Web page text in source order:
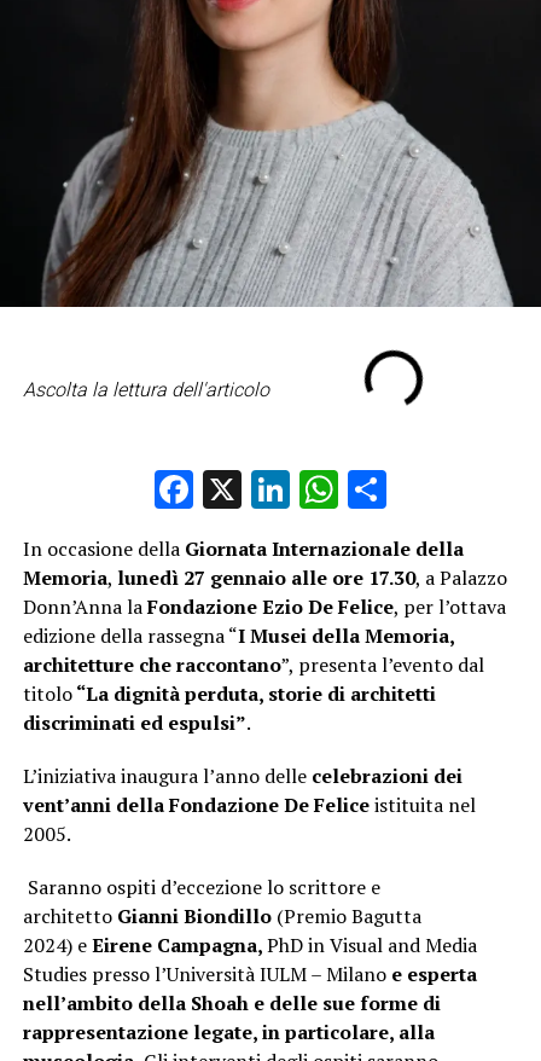
Ascolta la lettura dell'articolo
Facebook
X LinkedIn
WhatsApp
Condividi
In occasione della Giornata Internazionale della
Memoria, lunedì 27 gennaio alle ore 17.30, a Palazzo
Donn’Anna laFondazione Ezio De Felice, per l’ottava
edizione della rassegna “I Musei della Memoria,
architetture che raccontano”, presental’evento dal
titolo“La dignità perduta, storie di architetti
discriminati ed espulsi”.
L’iniziativa inaugura l’anno delle celebrazioni dei
vent’anni della Fondazione De Feliceistituita nel
2005.
Saranno ospiti d’eccezione lo scrittore e
architetto Gianni Biondillo(Premio Bagutta
2024) eEirene Campagna,PhD in Visual and Media
Studies presso l’Università IULM – Milanoe esperta
nell’ambito della Shoah e delle sue forme di
rappresentazione legate, in particolare, alla